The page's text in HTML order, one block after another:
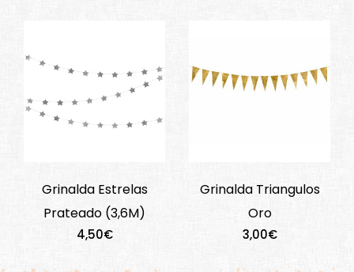
Grinalda Estrelas
Prateado (3,6M)
4,50€
Grinalda Triangulos
Oro
3,00€